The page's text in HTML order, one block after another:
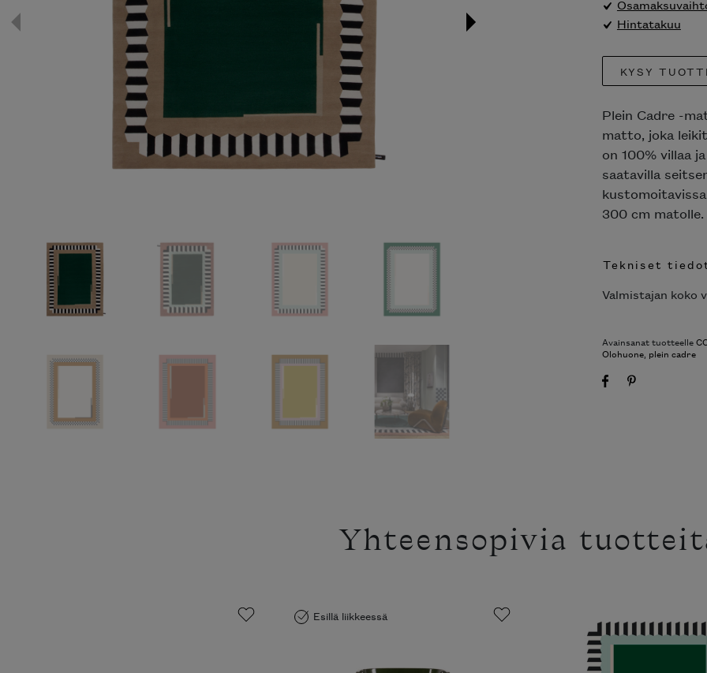
Hintatakuu
KYSY
Plein Cadre -
matto, joka
on 100% villaa
saatavilla
300 cm matolle.
Tekniset
Valmistajan koko
Avainsanat tuotteelle
Olohuone, plein cadre
Yhteensopivia
Esillä liikkeessä